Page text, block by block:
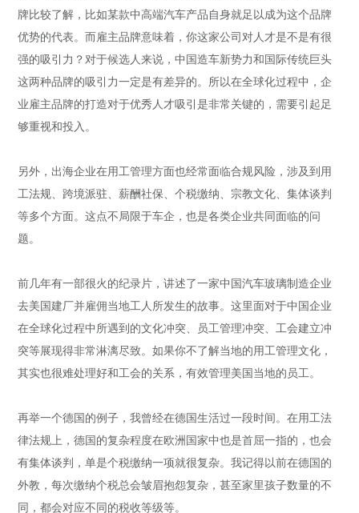
牌比较了解，比如某款中高端汽车产品自身就足以成为这个品牌
优势的代表。而雇主品牌意味着，你这家公司对人才是不是有很
强的吸引力？对于候选人来说，中国造车新势力和国际传统巨头
这两种品牌的吸引力一定是有差异的。所以在全球化过程中，企
业雇主品牌的打造对于优秀人才吸引是非常关键的，需要引起足
够重视和投入。
另外，出海企业在用工管理方面也经常面临合规风险，涉及到用
工法规、跨境派驻、薪酬社保、个税缴纳、宗教文化、集体谈判
等多个方面。这点不局限于车企，也是各类企业共同面临的问
题。
前几年有一部很火的纪录片，讲述了一家中国汽车玻璃制造企业
去美国建厂并雇佣当地工人所发生的故事。这里面对于中国企业
在全球化过程中所遇到的文化冲突、员工管理冲突、工会建立冲
突等展现得非常淋漓尽致。如果你不了解当地的用工管理文化，
其实也很难处理好和工会的关系，有效管理美国当地的员工。
再举一个德国的例子，我曾经在德国生活过一段时间。在用工法
律法规上，德国的复杂程度在欧洲国家中也是首屈一指的，也会
有集体谈判，单是个税缴纳一项就很复杂。我记得以前在德国的
外教，每次缴纳个税总会皱眉抱怨复杂，甚至家里孩子数量的不
同，都会对应不同的税收等级等。